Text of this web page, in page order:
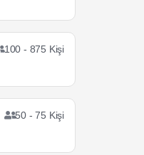
100 - 875 Kişi
50 - 75 Kişi